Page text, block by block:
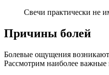
Свечи практически не
Причины болей
Болевые ощущения
Рассмотрим наиболее важные